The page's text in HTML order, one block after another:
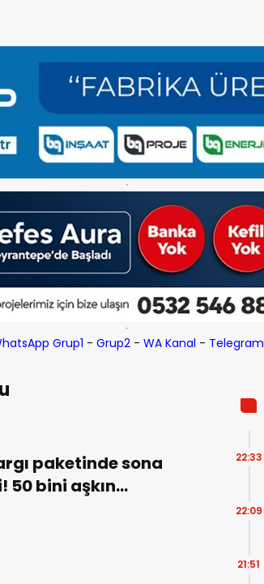
Grup1 - Grup2- WA Kanal - Telegram
paketinde sona
50 bini aşkın
22:33
22:09
21:51